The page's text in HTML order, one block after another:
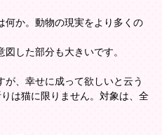
何か。動物の現実をより多くの
した部分も大きいです。
が、幸せに成って欲しいと云う
は猫に限りません。対象は、全